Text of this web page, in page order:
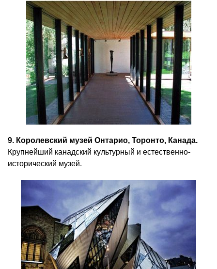
9. Королевский музей Онтарио, Торонто, Канада.
Крупнейший канадский культурный и естественно-
исторический музей.